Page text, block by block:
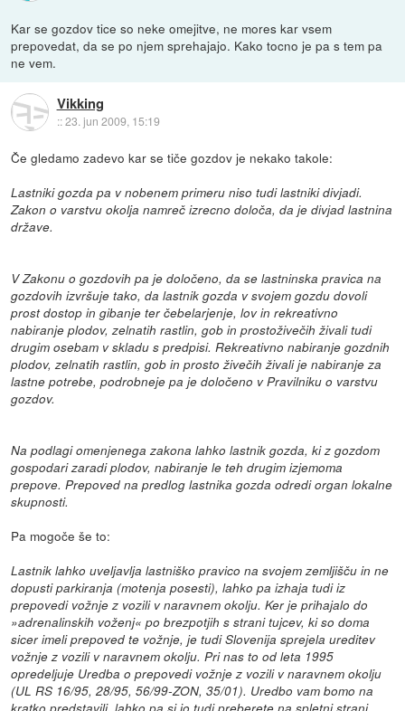
Kar se gozdov tice so neke omejitve, ne mores kar vsem
prepovedat, da se po njem sprehajajo. Kako tocno je pa s tem pa
ne vem.
Vikking
::23. jun 2009, 15:19
Če gledamo zadevo kar se tiče gozdov je nekako takole:
Lastniki gozda pa v nobenem primeru niso tudi lastniki divjadi.
Zakon o varstvu okolja namreč izrecno določa, da je divjad lastnina
države.
V Zakonu o gozdovih pa je določeno, da se lastninska pravica na
gozdovih izvršuje tako, da lastnik gozda v svojem gozdu dovoli
prost dostop in gibanje ter čebelarjenje, lov in rekreativno
nabiranje plodov, zelnatih rastlin, gob in prostoživečih živali tudi
drugim osebam v skladu s predpisi. Rekreativno nabiranje gozdnih
plodov, zelnatih rastlin, gob in prosto živečih živali je nabiranje za
lastne potrebe, podrobneje pa je določeno v Pravilniku o varstvu
gozdov.
Na podlagi omenjenega zakona lahko lastnik gozda, ki z gozdom
gospodari zaradi plodov, nabiranje le teh drugim izjemoma
prepove. Prepoved na predlog lastnika gozda odredi organ lokalne
skupnosti.
Pa mogoče še to:
Lastnik lahko uveljavlja lastniško pravico na svojem zemljišču in ne
dopusti parkiranja (motenja posesti), lahko pa izhaja tudi iz
prepovedi vožnje z vozili v naravnem okolju. Ker je prihajalo do
»adrenalinskih voženj« po brezpotjih s strani tujcev, ki so doma
sicer imeli prepoved te vožnje, je tudi Slovenija sprejela ureditev
vožnje z vozili v naravnem okolju. Pri nas to od leta 1995
opredeljuje Uredba o prepovedi vožnje z vozili v naravnem okolju
(UL RS 16/95, 28/95, 56/99-ZON, 35/01). Uredbo vam bomo na
kratko predstavili, lahko pa si jo tudi preberete na spletni strani